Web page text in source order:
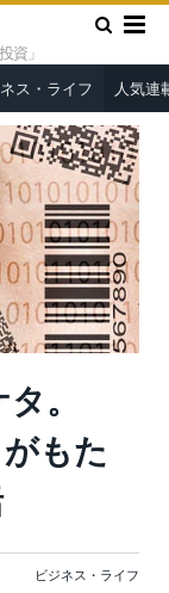
資」
ス・ライフ 人気連
る12ケタ。「マ
。
もた
ビジネス・ライフ